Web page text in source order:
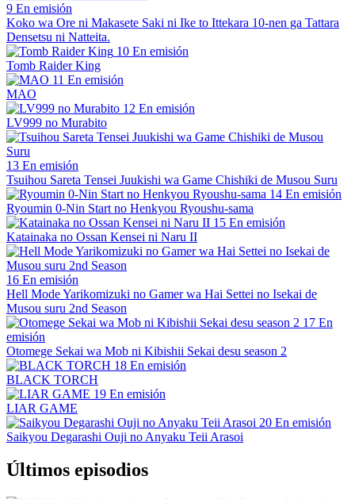
9 En emisión
Koko wa Ore ni Makasete Saki ni Ike to Ittekara 10-nen ga Tattara
Densetsu ni Natteita.
10 En emisión
Tomb Raider King
11 En emisión
MAO
12 En emisión
LV999 no Murabito
13 En emisión
Tsuihou Sareta Tensei Juukishi wa Game Chishiki de Musou Suru
14 En emisión
Ryoumin 0-Nin Start no Henkyou Ryoushu-sama
15 En emisión
Katainaka no Ossan Kensei ni Naru II
16 En emisión
Hell Mode Yarikomizuki no Gamer wa Hai Settei no Isekai de
Musou suru 2nd Season
17 En
emisión
Otomege Sekai wa Mob ni Kibishii Sekai desu season 2
18 En emisión
BLACK TORCH
19 En emisión
LIAR GAME
20 En emisión
Saikyou Degarashi Ouji no Anyaku Teii Arasoi
Últimos episodios